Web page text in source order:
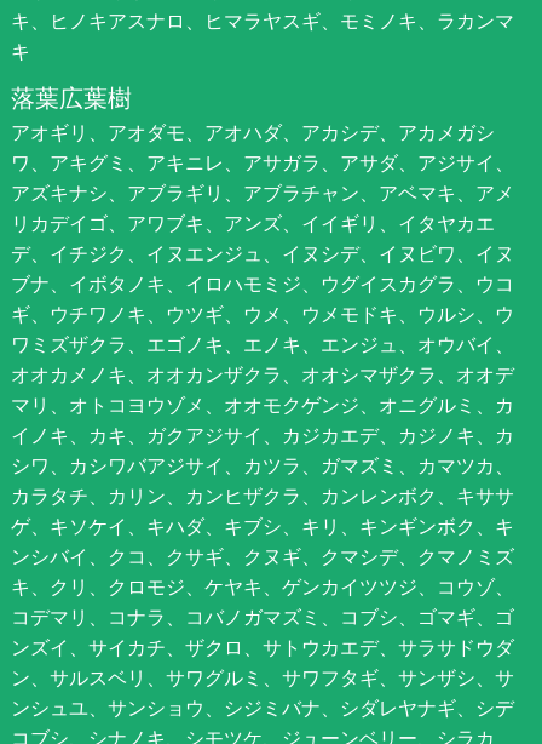
キ、ヒノキアスナロ、ヒマラヤスギ、モミノキ、ラカンマ
キ
落葉広葉樹
アオギリ、アオダモ、アオハダ、アカシデ、アカメガシ
ワ、アキグミ、アキニレ、アサガラ、アサダ、アジサイ、
アズキナシ、アブラギリ、アブラチャン、アベマキ、アメ
リカデイゴ、アワブキ、アンズ、イイギリ、イタヤカエ
デ、イチジク、イヌエンジュ、イヌシデ、イヌビワ、イヌ
ブナ、イボタノキ、イロハモミジ、ウグイスカグラ、ウコ
ギ、ウチワノキ、ウツギ、ウメ、ウメモドキ、ウルシ、ウ
ワミズザクラ、エゴノキ、エノキ、エンジュ、オウバイ、
オオカメノキ、オオカンザクラ、オオシマザクラ、オオデ
マリ、オトコヨウゾメ、オオモクゲンジ、オニグルミ、カ
イノキ、カキ、ガクアジサイ、カジカエデ、カジノキ、カ
シワ、カシワバアジサイ、カツラ、ガマズミ、カマツカ、
カラタチ、カリン、カンヒザクラ、カンレンボク、キササ
ゲ、キソケイ、キハダ、キブシ、キリ、キンギンボク、キ
ンシバイ、クコ、クサギ、クヌギ、クマシデ、クマノミズ
キ、クリ、クロモジ、ケヤキ、ゲンカイツツジ、コウゾ、
コデマリ、コナラ、コバノガマズミ、コブシ、ゴマギ、ゴ
ンズイ、サイカチ、ザクロ、サトウカエデ、サラサドウダ
ン、サルスベリ、サワグルミ、サワフタギ、サンザシ、サ
ンシュユ、サンショウ、シジミバナ、シダレヤナギ、シデ
コブシ、シナノキ、シモツケ、ジューンベリー、シラカ